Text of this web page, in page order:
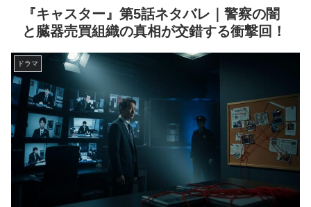
『キャスター』第5話ネタバレ｜警察の闇
と臓器売買組織の真相が交錯する衝撃回！
ドラマ